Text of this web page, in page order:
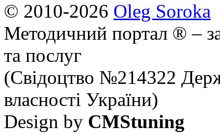
© 2010-2026 Oleg Soroka
Методичний портал ® –
та послуг
(Свідоцтво №214322
власності України)
Design by CMStuning